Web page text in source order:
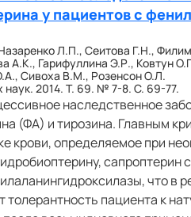
у пациентов с
Л.П., Сеитова Г.Н.,
А.К., Гарифуллина Э.Р., Ковтун
Сивоха В.М., Розенсон О.Л.
2014. Т. 69. № 7-8. С. 69-77.
наследственное
(ФА) и тирозина. Главным
крови, определяемое при
сапроптерин
что в
пациента к